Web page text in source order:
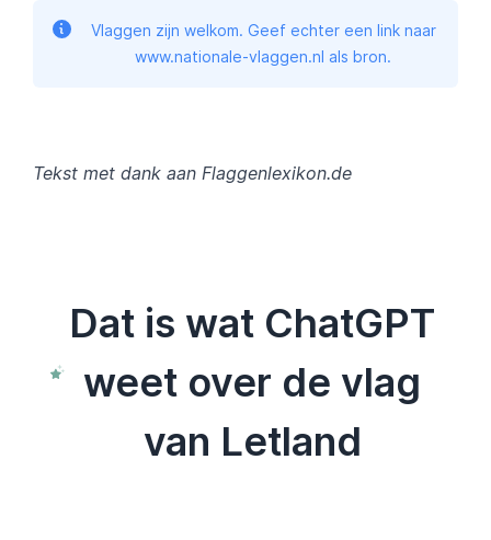
Vlaggen zijn welkom. Geef echter een link naar
www.nationale-vlaggen.nl als bron.
Tekst met dank aan Flaggenlexikon.de
Dat is wat ChatGPT
weet over de vlag
van Letland